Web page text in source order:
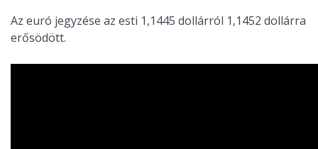
Az euró jegyzése az esti 1,1445 dollárról 1,1452 dollárra
erősödött.